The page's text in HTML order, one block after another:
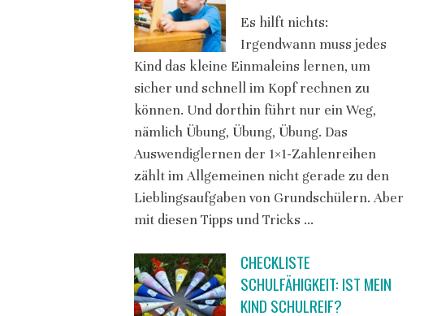
Es hilft nichts:
Irgendwann muss jedes
Kind das kleine Einmaleins lernen, um
sicher und schnell im Kopf rechnen zu
können. Und dorthin führt nur ein Weg,
nämlich Übung, Übung, Übung. Das
Auswendiglernen der 1×1-Zahlenreihen
zählt im Allgemeinen nicht gerade zu den
Lieblingsaufgaben von Grundschülern. Aber
mit diesen Tipps und Tricks …
CHECKLISTE
SCHULFÄHIGKEIT: IST MEIN
KIND SCHULREIF?